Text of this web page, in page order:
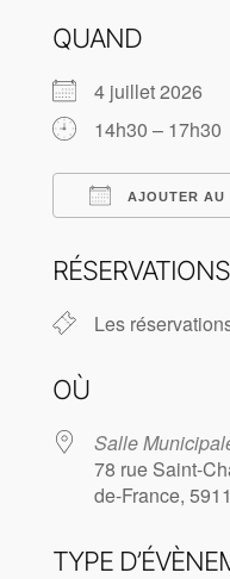
QUAND
4 juillet 2026
14h30 – 17h30
AJOUTER AU
RÉSERVATIONS
Les
OÙ
Salle
78 rue Saint-
de-France,
TYPE